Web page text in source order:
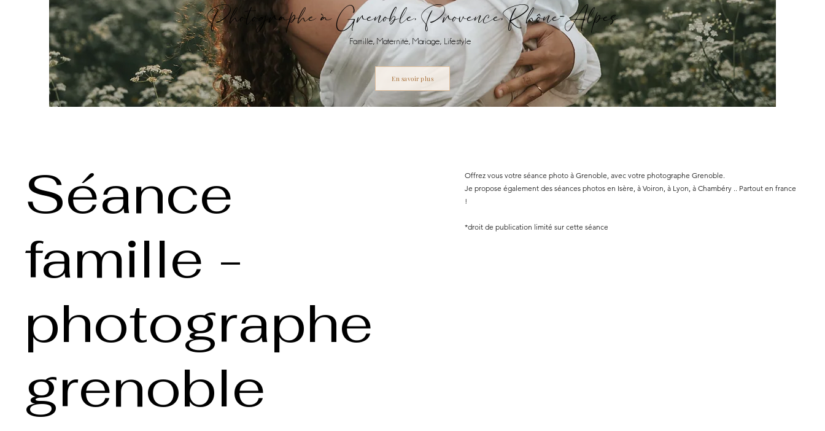
Photographe à Grenoble, Provence,Rhône-Alpes
En savoir plus
Famille, Maternité, Mariage, Lifestyle
Séance
famille -
photographe
grenoble
Offrez vous votre séance photo à Grenoble, avec votre photographe Grenoble.
Je propose également des séances photos en Isère, à Voiron, à Lyon, à Chambéry .. Partout en france
!
*droit de publication limité sur cette séance